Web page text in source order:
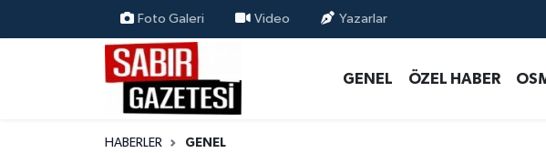
Foto Galeri Video Yazarlar
GENEL ÖZEL HABER
HABERLER GENEL
ÖZEL HABER
Osmaniye Nöbetçi Eczaneler
Osmaniye Hava Durumu